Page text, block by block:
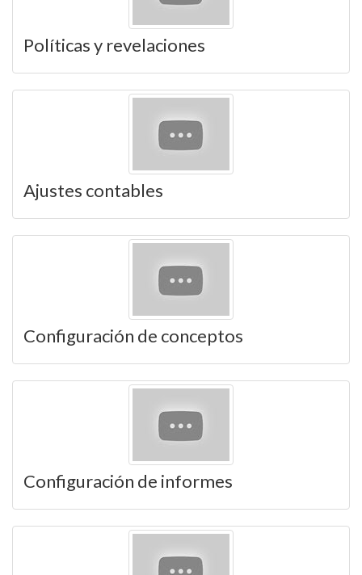
Políticas y revelaciones
Ajustes contables
Configuración de conceptos
Configuración de informes